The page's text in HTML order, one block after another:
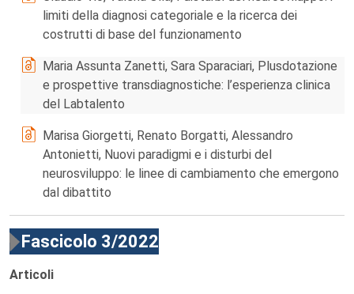
limiti della diagnosi categoriale e la ricerca dei
costrutti di base del funzionamento
Maria Assunta Zanetti, Sara Sparaciari, Plusdotazione
e prospettive transdiagnostiche: l’esperienza clinica
del Labtalento
Marisa Giorgetti, Renato Borgatti, Alessandro
Antonietti, Nuovi paradigmi e i disturbi del
neurosviluppo: le linee di cambiamento che emergono
dal dibattito
Fascicolo 3/2022
Articoli